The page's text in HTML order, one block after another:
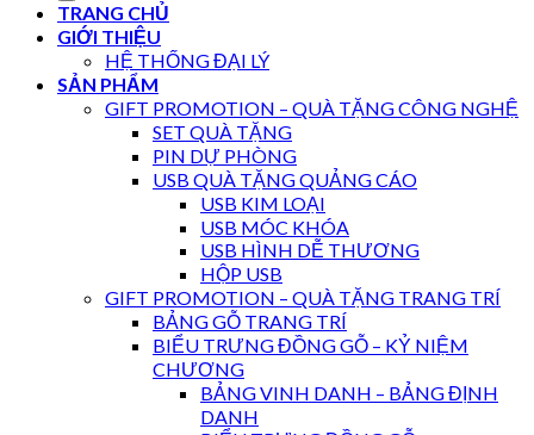
TRANG CHỦ
GIỚI THIỆU
HỆ THỐNG ĐẠI LÝ
SẢN PHẨM
GIFT PROMOTION – QUÀ TẶNG CÔNG NGHỆ
SET QUÀ TẶNG
PIN DỰ PHÒNG
USB QUÀ TẶNG QUẢNG CÁO
USB KIM LOẠI
USB MÓC KHÓA
USB HÌNH DỄ THƯƠNG
HỘP USB
GIFT PROMOTION – QUÀ TẶNG TRANG TRÍ
BẢNG GỖ TRANG TRÍ
BIỂU TRƯNG ĐỒNG GỖ – KỶ NIỆM
CHƯƠNG
BẢNG VINH DANH – BẢNG ĐỊNH
DANH